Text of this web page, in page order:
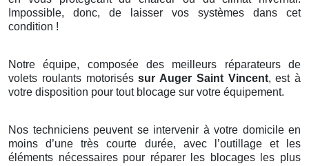
Impossible, donc, de laisser vos systèmes dans cet
condition !
Notre équipe, composée des meilleurs réparateurs de
volets roulants motoriséssur Auger Saint Vincent, est à
votre disposition pour tout blocage sur votre équipement.
Nos techniciens peuvent se intervenir à votre domicile en
moins d’une très courte durée, avec l’outillage et les
éléments nécessaires pour réparer les blocages les plus